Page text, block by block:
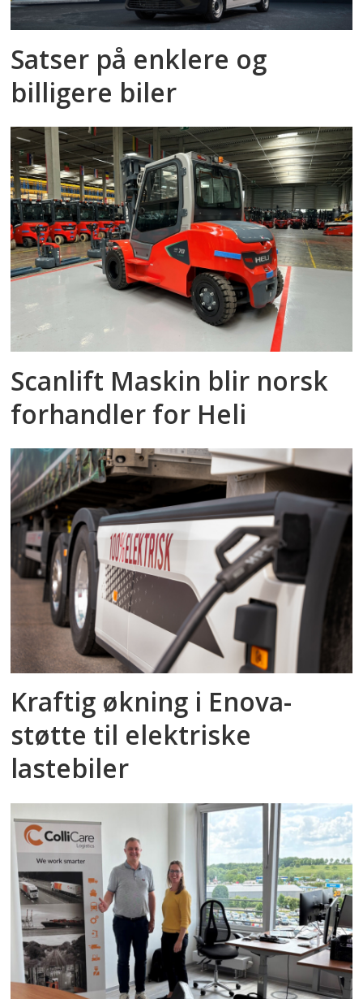
Satser på enklere og
billigere biler
Scanlift Maskin blir norsk
forhandler for Heli
Kraftig økning i Enova-
støtte til elektriske
lastebiler